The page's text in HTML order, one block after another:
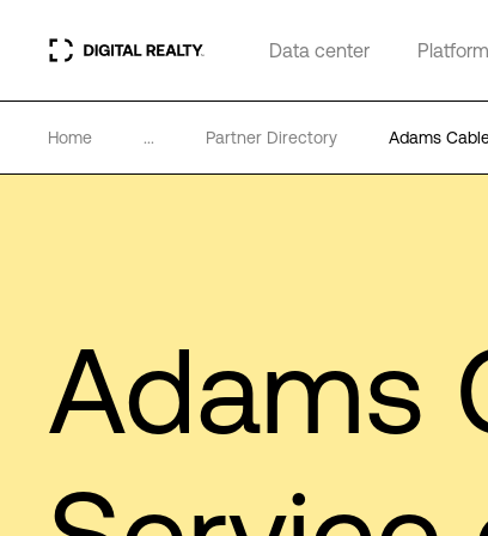
Data center
Home ... Partner Directory Adams
Adams